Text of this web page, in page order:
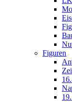
Figuren